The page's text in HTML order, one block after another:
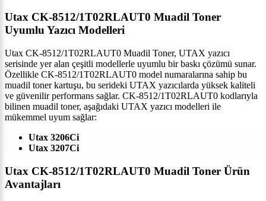
Utax CK-8512/1T02RLAUT0 Muadil Toner
Uyumlu Yazıcı Modelleri
Utax CK-8512/1T02RLAUT0 Muadil Toner, UTAX yazıcı
serisinde yer alan çeşitli modellerle uyumlu bir baskı çözümü sunar.
Özellikle CK-8512/1T02RLAUT0 model numaralarına sahip bu
muadil toner kartuşu, bu serideki UTAX yazıcılarda yüksek kaliteli
ve güvenilir performans sağlar. CK-8512/1T02RLAUT0 kodlarıyla
bilinen muadil toner, aşağıdaki UTAX yazıcı modelleri ile
mükemmel uyum sağlar:
Utax 3206Ci
Utax 3207Ci
Utax CK-8512/1T02RLAUT0 Muadil Toner Ürün
Avantajları